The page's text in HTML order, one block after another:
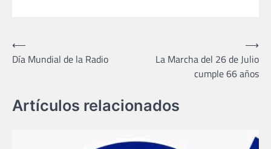
Navegación
de
⟵
Día Mundial de la Radio
La Marcha del 26 de Julio
cumple 66 años
⟶
Artículos relacionados